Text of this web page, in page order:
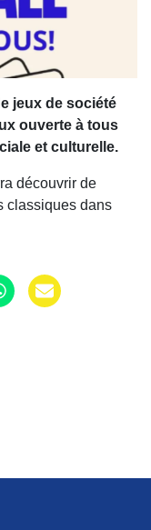
jeux de société
ouverte à tous
et culturelle.
découvrir de
classiques dans